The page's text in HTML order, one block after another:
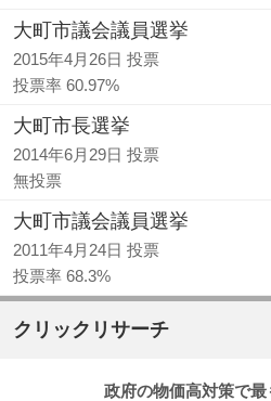
大町市議会議員選挙
2015年4月26日 投票
投票率 60.97%
大町市長選挙
2014年6月29日 投票
無投票
大町市議会議員選挙
2011年4月24日 投票
投票率 68.3%
クリックリサーチ
政府の物価高対策で